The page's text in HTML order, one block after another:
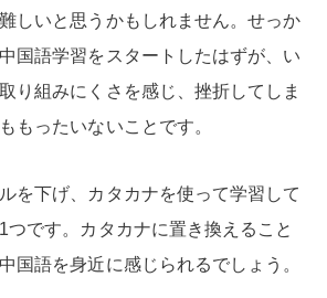
しいと思うかもしれません。せっか
国語学習をスタートしたはずが、い
り組みにくさを感じ、挫折してしま
もったいないことです。
を下げ、カタカナを使って学習して
つです。カタカナに置き換えること
国語を身近に感じられるでしょう。